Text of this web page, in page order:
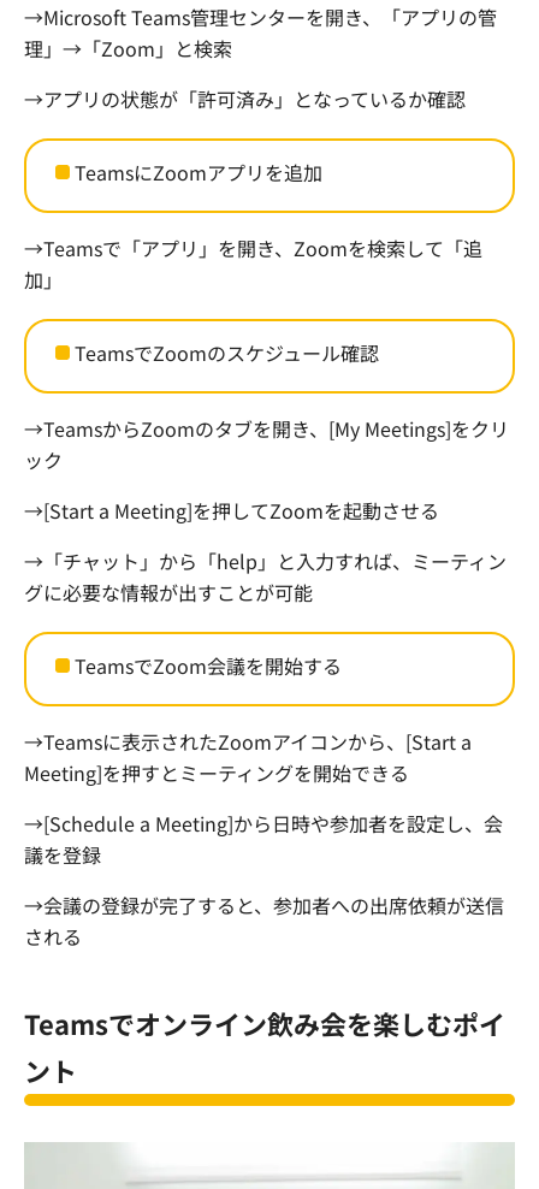
→Microsoft Teams管理センターを開き、「アプリの管
理」→「Zoom 」と検索
→アプリの状態が「許可済み」となっているか確認
TeamsにZoomアプリを追加
→Teamsで「アプリ」を開き、 Zoomを検索して「追
加」
TeamsでZoomのスケジュール確認
→TeamsからZoomのタブを開き、 [My Meetings]をクリ
ック
→[Start a Meeting]を押してZoomを起動させる
→「チャット」から「help 」と入力すれば、ミーティン
グに必要な情報が出すことが可能
TeamsでZoom会議を開始する
→Teamsに表示されたZoomアイコンから、 [Start a
Meeting]を押すとミーティングを開始できる
→[Schedule a Meeting]から日時や参加者を設定し、会
議を登録
→会議の登録が完了すると、参加者への出席依頼が送信
される
Teamsでオンライン飲み会を楽しむポイ
ント